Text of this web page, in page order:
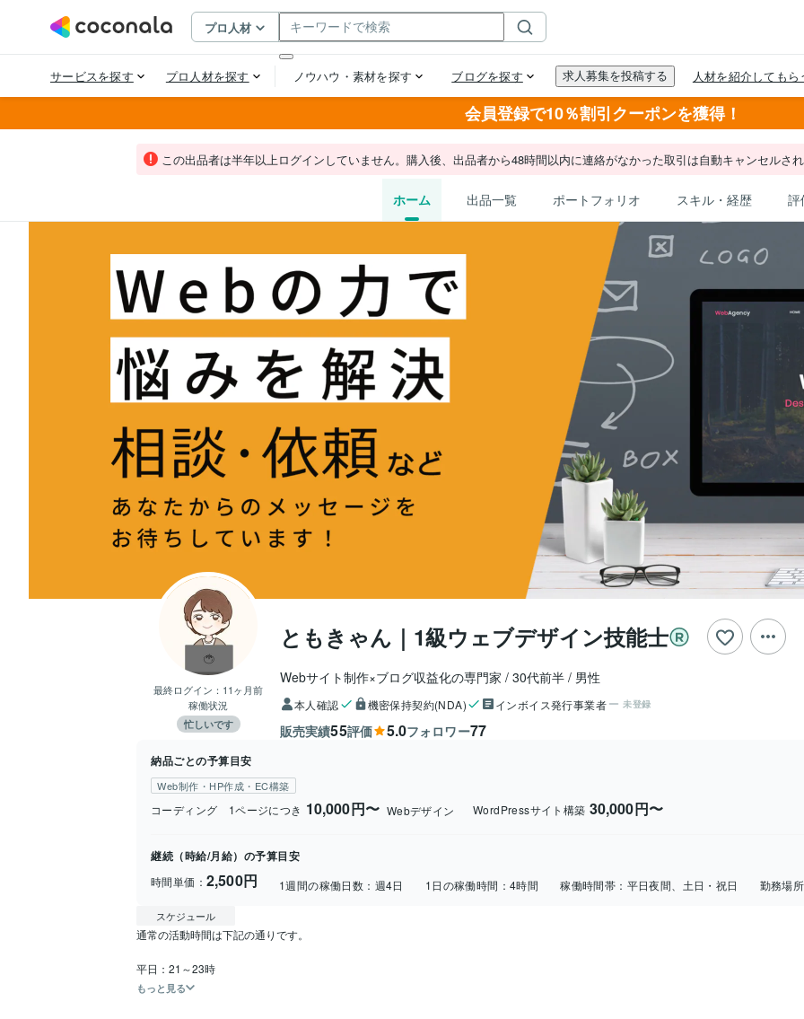
会員登録で10％割引クーポンを獲得！
この出品者は半年以上ログインしていません。購入後、出品者から48時間以内に連絡がなかった取引は自動キャンセルされ
ホーム 出品一覧 ポートフォリオ スキル・経歴 評
最終ログイン： 11ヶ月前
稼働状況
忙しいです
ともきゃん｜1級ウェブデザイン技能士
Webサイト制作×ブログ収益化の専門家 30代前半 男性
本人確認 機密保持契約(NDA) インボイス発行事業者 未登録
販売実績55評価 5.0フォロワー77
納品ごとの予算目安
Web制作・HP作成・EC構築
コーディング 1ページにつき 10,000円〜 Webデザイン WordPressサイト構築 30,000円〜
継続（時給/月給）の予算目安
時間単価： 2,500円 1週間の稼働日数： 週4日 1日の稼働時間： 4時間 稼働時間帯： 平日夜間、土日・祝日 勤務場所
スケジュール
通常の活動時間は下記の通りです。
平日：21～23時
もっと見る